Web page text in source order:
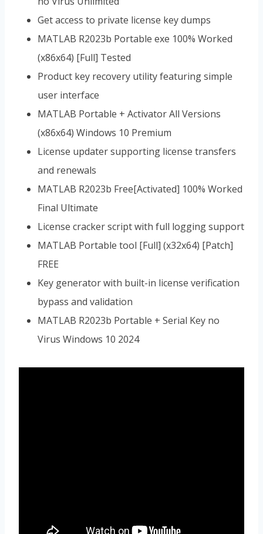
Get access to private license key dumps
MATLAB R2023b Portable exe 100% Worked
(x86x64) [Full] Tested
Product key recovery utility featuring simple
user interface
MATLAB Portable + Activator All Versions
(x86x64) Windows 10 Premium
License updater supporting license transfers
and renewals
MATLAB R2023b Free[Activated] 100% Worked
Final Ultimate
License cracker script with full logging support
MATLAB Portable tool [Full] (x32x64) [Patch]
FREE
Key generator with built-in license verification
bypass and validation
MATLAB R2023b Portable + Serial Key no
Virus Windows 10 2024